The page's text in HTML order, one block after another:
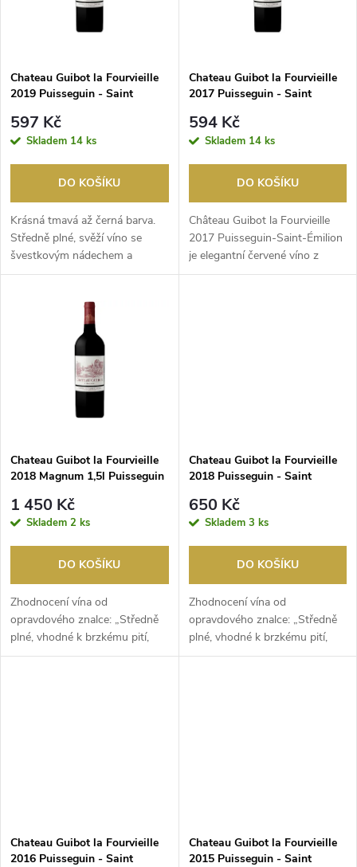
p
r
o
d
u
s
p
r
d
u
Chateau Guibot la Fourvieille
2019 Puisseguin - Saint
597 Kč
Skladem 14 ks
DO KOŠÍKU
Krásná tmavá až černá barva.
Středně plné, svěží víno se
švestkovým nádechem a
jemnou texturou s kvě...
Chateau Guibot la Fourvieille
2017 Puisseguin - Saint
594 Kč
Skladem 14 ks
DO KOŠÍKU
Château Guibot la Fourvieille
2017 Puisseguin-Saint-Émilion
je elegantní červené víno z
pravého ...
Chateau Guibot la Fourvieille
2018 Magnum 1,5l Puisseguin
1 450 Kč
Skladem 2 ks
DO KOŠÍKU
Zhodnocení vína od
opravdového znalce: „Středně
plné, vhodné k brzkému pití,
svěží, šťavnaté, se zam...
Chateau Guibot la Fourvieille
2018 Puisseguin - Saint
650 Kč
Skladem 3 ks
DO KOŠÍKU
Zhodnocení vína od
opravdového znalce: „Středně
plné, vhodné k brzkému pití,
svěží, šťavnaté, se zam...
Chateau Guibot la Fourvieille
2016 Puisseguin - Saint
Chateau Guibot la Fourvieille
2015 Puisseguin - Saint